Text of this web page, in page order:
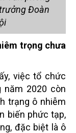
Đoàn
trọng chưa
việc tổ chức
năm 2020 còn
trạng ô nhiễm
biến phức tạp,
đặc biệt là ô